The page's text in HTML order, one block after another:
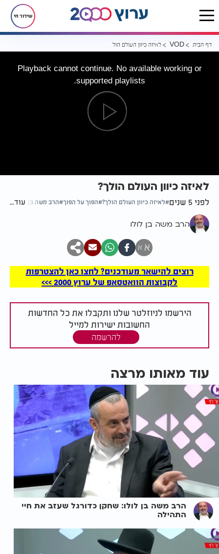
שידור חי
דף הבית VOD לאיזה כיוון העולם הולך?
Playback cannot continue. No available working or
supported playlists.
לאיזה כיוון העולם הולך?
לפני 5 שנים לאיזה כיוון העולם הולך? הפוך על הפוך הרב משה בן לולו
עוד...
הרב משה בן לולו
א א
רוצים להישאר מעודכנים? לחצו כאן להצטרפות
לקבוצות הוואטסאפ של ערוץ 2000 >>>
הירשמו לניוזלטר שלנו ותקבלו את כל החדשות
החשובות ישירות למייל
להרשמה
עוד מאותו מרצה
הרב משה בן לולו: שחקן כדורגל שעזב את חיי
התהילה